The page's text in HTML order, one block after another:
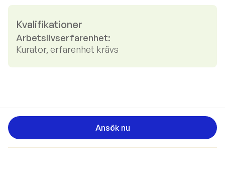
Kvalifikationer
Arbetslivserfarenhet:
Kurator, erfarenhet krävs
Ansök nu